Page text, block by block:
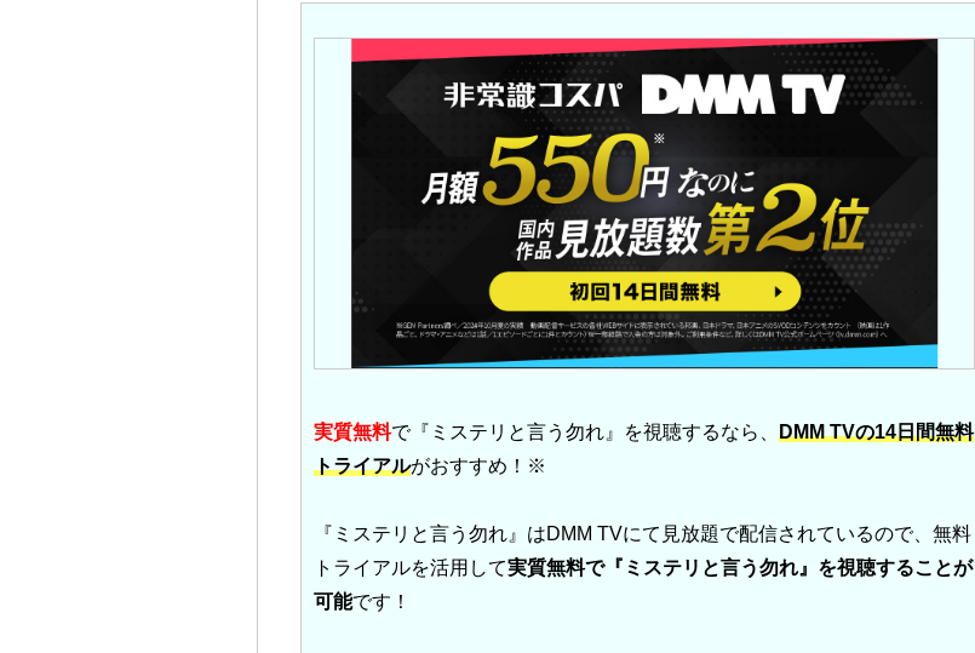
実質無料で『ミステリと言う勿れ』を視聴するなら、 DMM TVの14日間無料
トライアルがおすすめ！※
『ミステリと言う勿れ』はDMM TVにて見放題で配信されているので、無料
トライアルを活用して実質無料で『ミステリと言う勿れ』を視聴することが
可能です！